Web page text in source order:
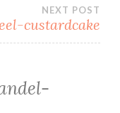
NEXT POST
custardcake